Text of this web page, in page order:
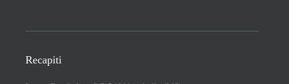
Recapiti